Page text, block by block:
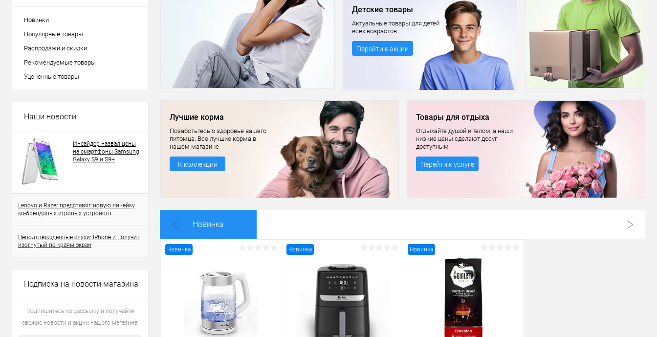
Новинки
Популярные товары
Распродажи и скидки
Рекомендуемые товары
Уцененные товары
Наши новости
Инсайдер назвал цены
на смартфоны Samsung
Galaxy S9 и S9+
Lenovo и Razer представят новую линейку
ко-брендовых игровых устройств
Неподтвержденные слухи: IPhone 7 получит
изогнутый по краям экран
Подписка на новости магазина
Подпишитесь на рассылку и получайте
свежие новости и акции нашего магазина.
Детские товары
Актуальные товары для детей
всех возрастов
Перейти к акции
Лучшие корма
Позаботьтесь о здоровье вашего
питомца. Все лучшие корма в
нашем магазине
К коллекции
Товары для отдыха
Отдыхайте душой и телом, а наши
низкие цены сделают досуг
доступным
Перейти к услуге
Новинка
Новинка Новинка Новинка